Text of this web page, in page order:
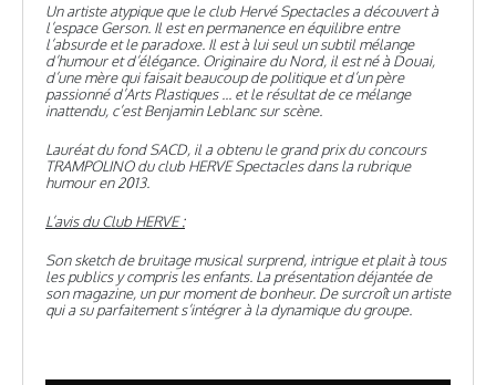
Un artiste atypique que le club Hervé Spectacles a découvert à
l’espace Gerson. Il est en permanence en équilibre entre
l’absurde et le paradoxe. Il est à lui seul un subtil mélange
d’humour et d’élégance. Originaire du Nord, il est né à Douai,
d’une mère qui faisait beaucoup de politique et d’un père
passionné d’Arts Plastiques ... et le résultat de ce mélange
inattendu, c’est Benjamin Leblanc sur scène.
Lauréat du fond SACD, il a obtenu le grand prix du concours
TRAMPOLINO du club HERVE Spectacles dans la rubrique
humour en 2013.
L’avis du Club HERVE :
Son sketch de bruitage musical surprend, intrigue et plait à tous
les publics y compris les enfants. La présentation déjantée de
son magazine, un pur moment de bonheur. De surcroît un artiste
qui a su parfaitement s’intégrer à la dynamique du groupe.